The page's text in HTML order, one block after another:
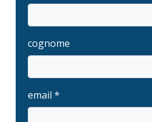
cognome
email *